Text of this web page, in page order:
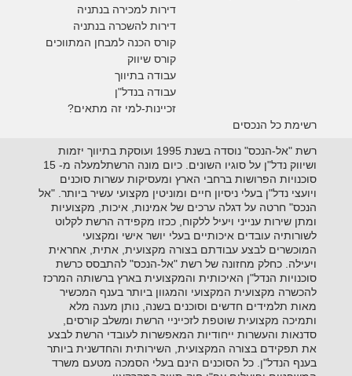
דירות למכירה בנתניה
דירות להשכרה בנתניה
קורס הכנה למבחן המתווכים
קורס שיווק
עבודה בתיווך
עבודה בנדל"ן
זכיינות-למי זה מתאים?
רשימת כל הנכסים
רשת "אל-הנכס" נוסדה בשנת 1995 ועוסקת בתיווך יזמות
ושיווק נדל"ן על סוגיו השונים. כיום מונה הרשתלמעלה מ- 15
סוכנויות הפרושות ברחבי הארץ ומעסיקות עשרות סוכנים
ויועצי נדל"ן בעלי ניסיון חיים ומוניטין מקצועי עשיר ביותר. "אל
הנכס" חרטה על דגלה ערכים של אמינות, איכות, מקצועיות
ומתן שירות ענייני ויעיל ללקוח, ככזו מקפידה הרשת לקלוט
לשורותיה עובדים איכותיים בעלי יושר אישי ומקצועי
המוכשרים לבצע עבודתם בצורה מקצועית, אתית, אחראית
ויעילה. כחלק מחזונה של רשת "אל-הנכס" להתבסס כרשת
סוכנויות הנדל"ן האיכותית והמקצועית בארץ ברשותה המרכז
להכשרה מקצועית המקצועי והמגוון ביותר בענף המכשיר
מאות תלמידים חדשים וסוכנים בשנה, נותן מענה מלא
ותמיכה מקצועית שוטפת לזכייניי הרשת ומשלב קורסים,
סדנאות והעשרות ייחודיות המאפשרות לעובדי הרשת לבצע
את תפקידם בצורה המקצועית, השירותית והחדשנית ביותר
בענף הנדל"ן. כל הסוכנים הינם בעלי הסמכה מטעם משרד